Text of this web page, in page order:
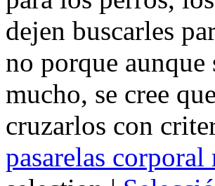
dejen buscarles
no porque aunque
mucho, se cree
cruzarlos con
pasarelas corporal